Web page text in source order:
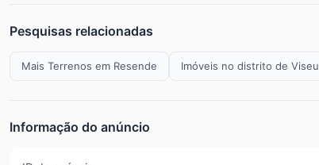
Pesquisas relacionadas
Mais Terrenos em Resende Imóveis no distrito de Viseu
Informação do anúncio